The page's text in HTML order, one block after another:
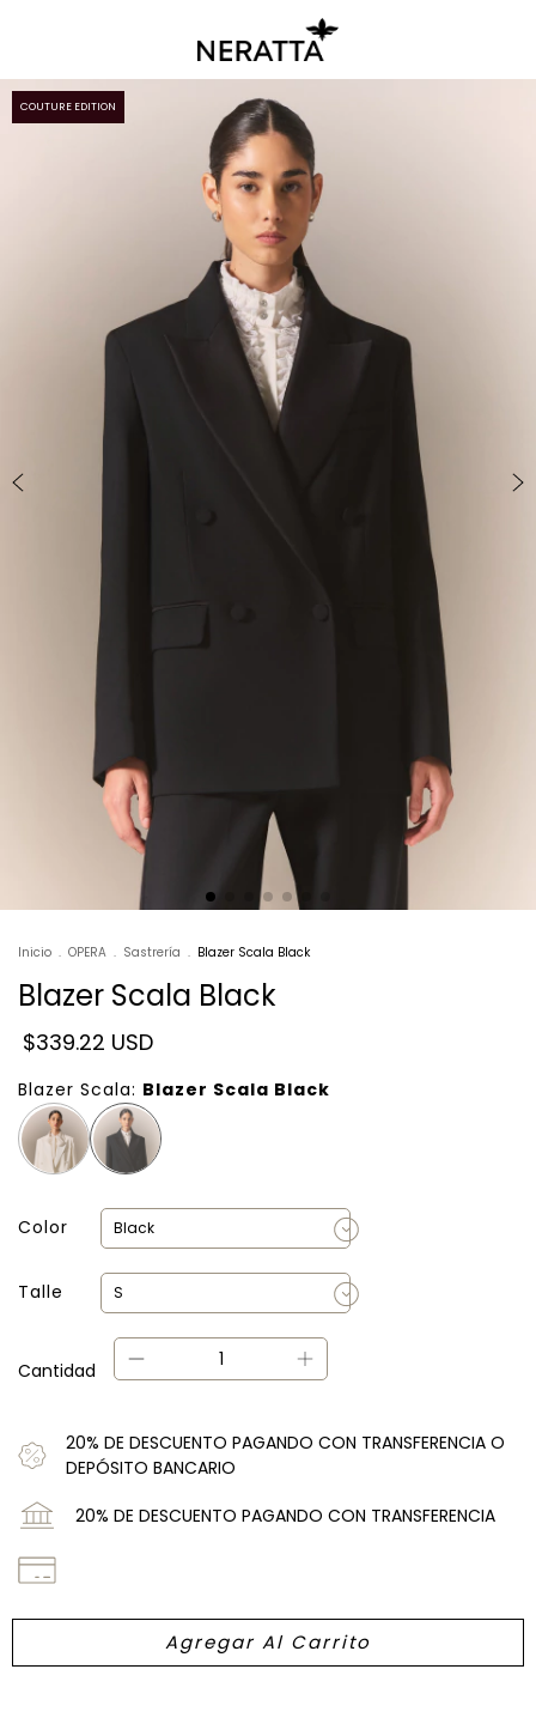
COUTURE EDITION
Inicio . OPERA . Sastrería . Blazer Scala Black
Blazer Scala Black
$339.22 USD
Blazer Scala: Blazer Scala Black
Color
Talle
Cantidad
20% DE DESCUENTO PAGANDO CON TRANSFERENCIA O
DEPÓSITO BANCARIO
20% DE DESCUENTO PAGANDO CON TRANSFERENCIA